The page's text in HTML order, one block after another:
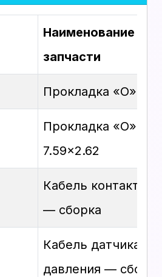
Наименование
запчасти
Прокладка «O»
Прокладка «O»
7.59×2.62
Кабель контактора
— сборка
Кабель датчика
давления — сборка